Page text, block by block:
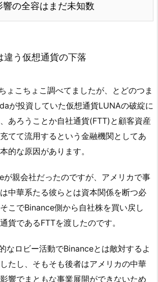
響の全容はまだ未知数
違う仮想通貨の下落
ょこちょこ調べてましたが、とどのつま
が投資していた仮想通貨LUNAの破綻に
あろうことか自社通貨(FTT)と顧客資産
てて流用するという金融機関としてあ
的な原因があります。
が親会社だったのですが、アメリカで事
中華系たる彼らとは資本関係を断つ必
こでBinance側から自社株を買い戻し
貨であるFTTを渡したのです。
なロビー活動でBinanceとは敵対するよ
たし、そもそも後者はアメリカの中華
響でまともな事業展開ができないため